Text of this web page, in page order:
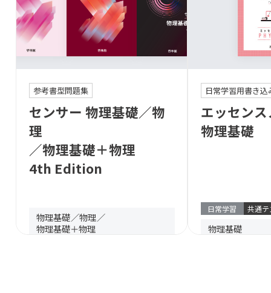
参考書型問題集
センサー 物理基礎／物
理
／物理基礎＋物理
4th Edition
物理基礎
物理
物理基礎＋物理
日常学習用書き込
エッセン
物理基礎
日常学習 共通
物理基礎